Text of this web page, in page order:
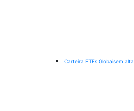
Carteira ETFs Globaisem alta